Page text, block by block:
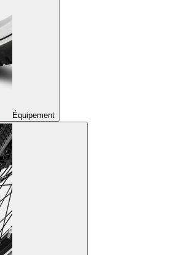
Équipement